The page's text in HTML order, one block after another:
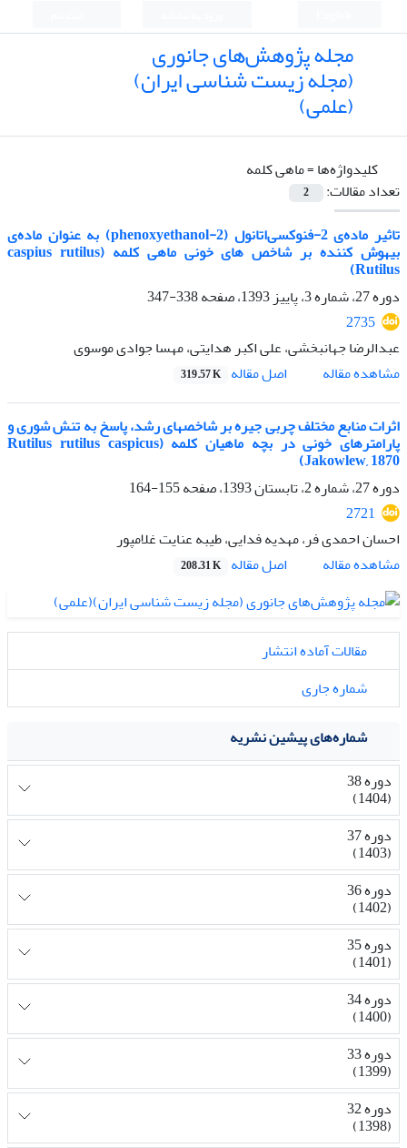
مجله پژوهش‌های جانوری
(مجله زیست شناسی ایران)
(علمی)
کلیدواژه‌ها =ماهی کلمه
تعداد مقالات:
2
تاثیر ماده‌ی 2-فنوکسی‌اتانول (2-phenoxyethanol) به عنوان ماده‌ی
بیهوش کننده بر شاخص های خونی ماهی کلمه (caspius rutilus
Rutilus)
دوره 27، شماره 3، پاییز 1393، صفحه
338-347
2735
عبدالرضا جهانبخشی، علی اکبر هدایتی، مهسا جوادی موسوی
مشاهده مقاله
اصل مقاله 319.57 K
اثرات منابع مختلف چربی جیره بر شاخصهای رشد، پاسخ به تنش شوری و
پارامترهای خونی در بچه ماهیان کلمه (Rutilus rutilus caspicus
Jakowlew, 1870)
دوره 27، شماره 2، تابستان 1393، صفحه
155-164
2721
احسان احمدی فر، مهدیه فدایی، طیبه عنایت غلامپور
مشاهده مقاله
اصل مقاله 208.31 K
مقالات آماده انتشار
شماره جاری
شماره‌های پیشین نشریه
دوره 38
(1404)
دوره 37
(1403)
دوره 36
(1402)
دوره 35
(1401)
دوره 34
(1400)
دوره 33
(1399)
دوره 32
(1398)